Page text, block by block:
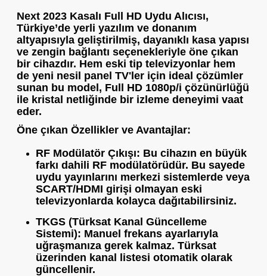
Next 2023 Kasalı Full HD Uydu Alıcısı,
Türkiye’de yerli yazılım ve donanım
altyapısıyla geliştirilmiş, dayanıklı kasa yapısı
ve zengin bağlantı seçenekleriyle öne çıkan
bir cihazdır. Hem eski tip televizyonlar hem
de yeni nesil panel TV'ler için ideal çözümler
sunan bu model, Full HD 1080p/i çözünürlüğü
ile kristal netliğinde bir izleme deneyimi vaat
eder.
Öne çıkan Özellikler ve Avantajlar:
RF Modülatör Çıkışı: Bu cihazın en büyük
farkı dahili RF modülatörüdür. Bu sayede
uydu yayınlarını merkezi sistemlerde veya
SCART/HDMI girişi olmayan eski
televizyonlarda kolayca dağıtabilirsiniz.
TKGS (Türksat Kanal Güncelleme
Sistemi): Manuel frekans ayarlarıyla
uğraşmanıza gerek kalmaz. Türksat
üzerinden kanal listesi otomatik olarak
güncellenir.